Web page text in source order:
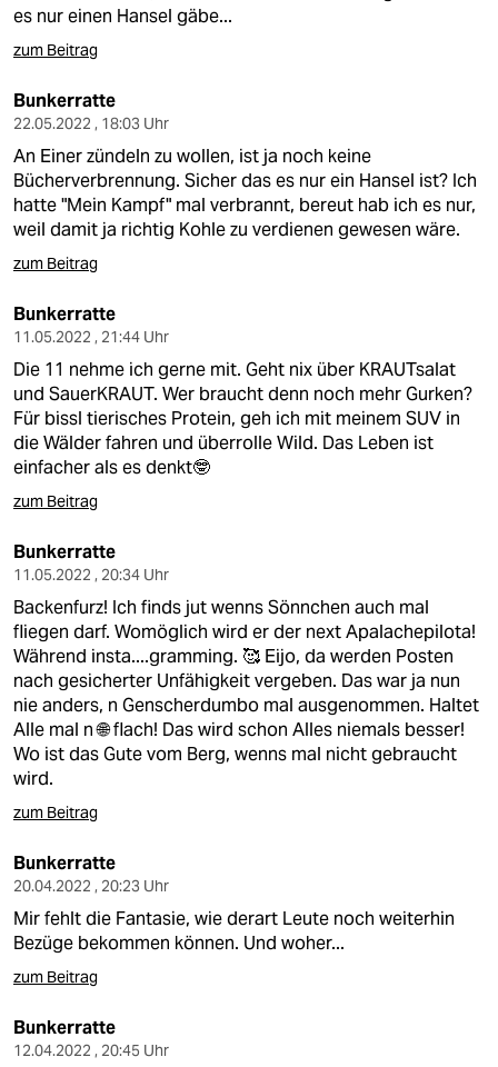
es nur einen Hansel gäbe...
zum Beitrag
Bunkerratte
22.05.2022 , 18:03 Uhr
An Einer zündeln zu wollen, ist ja noch keine
Bücherverbrennung. Sicher das es nur ein Hansel ist? Ich
hatte "Mein Kampf" mal verbrannt, bereut hab ich es nur,
weil damit ja richtig Kohle zu verdienen gewesen wäre.
zum Beitrag
Bunkerratte
11.05.2022 , 21:44 Uhr
Die 11 nehme ich gerne mit. Geht nix über KRAUTsalat
und SauerKRAUT. Wer braucht denn noch mehr Gurken?
Für bissl tierisches Protein, geh ich mit meinem SUV in
die Wälder fahren und überrolle Wild. Das Leben ist
einfacher als es denkt🤓
zum Beitrag
Bunkerratte
11.05.2022 , 20:34 Uhr
Backenfurz! Ich finds jut wenns Sönnchen auch mal
fliegen darf. Womöglich wird er der next Apalachepilota!
Während insta....gramming. 🥰 Eijo, da werden Posten
nach gesicherter Unfähigkeit vergeben. Das war ja nun
nie anders, n Genscherdumbo mal ausgenommen. Haltet
Alle mal n 🌐 flach! Das wird schon Alles niemals besser!
Wo ist das Gute vom Berg, wenns mal nicht gebraucht
wird.
zum Beitrag
Bunkerratte
20.04.2022 , 20:23 Uhr
Mir fehlt die Fantasie, wie derart Leute noch weiterhin
Bezüge bekommen können. Und woher...
zum Beitrag
Bunkerratte
12.04.2022 , 20:45 Uhr